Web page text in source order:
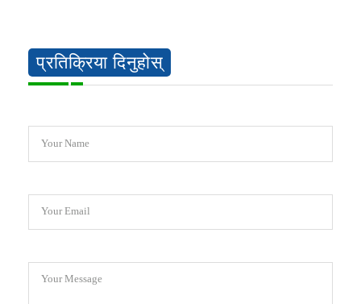
प्रतिक्रिया दिनुहोस्
Your Name
Your Email
Your Message